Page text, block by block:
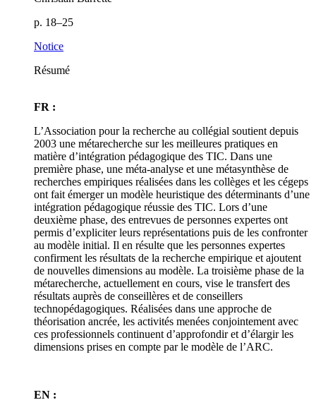
p. 18–25
Notice
Résumé
FR :
L’Association pour la recherche au collégial soutient depuis
2003 une métarecherche sur les meilleures pratiques en
matière d’intégration pédagogique des TIC. Dans une
première phase, une méta-analyse et une métasynthèse de
recherches empiriques réalisées dans les collèges et les cégeps
ont fait émerger un modèle heuristique des déterminants d’une
intégration pédagogique réussie des TIC. Lors d’une
deuxième phase, des entrevues de personnes expertes ont
permis d’expliciter leurs représentations puis de les confronter
au modèle initial. Il en résulte que les personnes expertes
confirment les résultats de la recherche empirique et ajoutent
de nouvelles dimensions au modèle. La troisième phase de la
métarecherche, actuellement en cours, vise le transfert des
résultats auprès de conseillères et de conseillers
technopédagogiques. Réalisées dans une approche de
théorisation ancrée, les activités menées conjointement avec
ces professionnels continuent d’approfondir et d’élargir les
dimensions prises en compte par le modèle de l’ARC.
EN :